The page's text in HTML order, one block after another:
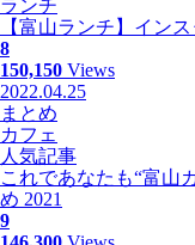
ランチ
【富山ランチ】イン
8
150,150 Views
2022.04.25
まとめ
カフェ
人気記事
これであなたも“富山
め 2021
9